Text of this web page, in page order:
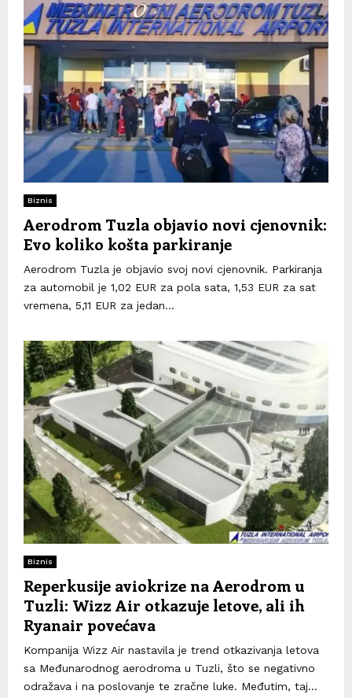
Biznis
Aerodrom Tuzla objavio novi cjenovnik:
Evo koliko košta parkiranje
Aerodrom Tuzla je objavio svoj novi cjenovnik. Parkiranja
za automobil je 1,02 EUR za pola sata, 1,53 EUR za sat
vremena, 5,11 EUR za jedan...
Biznis
Reperkusije aviokrize na Aerodrom u
Tuzli: Wizz Air otkazuje letove, ali ih
Ryanair povećava
Kompanija Wizz Air nastavila je trend otkazivanja letova
sa Međunarodnog aerodroma u Tuzli, što se negativno
odražava i na poslovanje te zračne luke. Međutim, taj...